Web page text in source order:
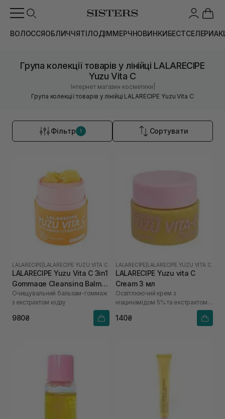
ВОЛОССЯОБЛИЧЧЯТІЛОДІММЕРЧНОВИНКИБЕСТСЕЛЕРИ
Група колекції товарів у лінійці LALARECIPE
Yuzu Vita C
Інтернет магазин косметики
Група колекції товарів у лінійці LALARECIPE Yuzu Vita C
Фільтр 1 Сортувати
LALARECIPE LALARECIPE YUZU VITA C
LALARECIPE Yuzu Vita C 3in1
Gommage Cleansing Balm
50 мл
Очищувальний бальзам-гоммаж
з екстрактом юдзу
980₴
LALARECIPE LALARECIPE YUZU VITA C
LALARECIPE Yuzu vita C
Cream 3 мл
Освітлюючий крем з
ніацинамідом 5% та екстрактом
140₴